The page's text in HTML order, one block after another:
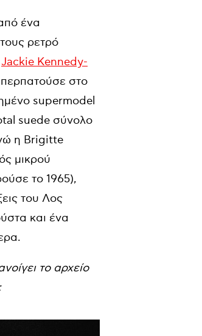
ένα
ρετρό
Jackie Kennedy-
στο
supermodel
suede σύνολο
η Brigitte
μικρού
το 1965),
του Λος
και ένα
το αρχείο